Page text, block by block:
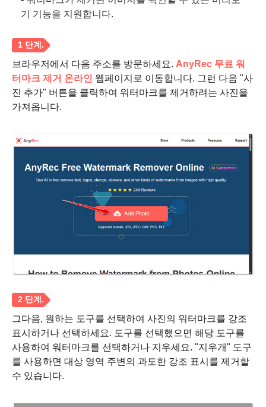
기 기능을 지원합니다.
1 단계.
브라우저에서 다음 주소를 방문하세요. AnyRec 무료 워
터마크 제거 온라인 웹페이지로 이동합니다. 그런 다음 "사
진 추가" 버튼을 클릭하여 워터마크를 제거하려는 사진을
가져옵니다.
그다음, 원하는 도구를 선택하여 사진의 워터마크를 강조
표시하거나 선택하세요. 도구를 선택했으면 해당 도구를
사용하여 워터마크를 선택하거나 지우세요. "지우개" 도구
를 사용하면 대상 영역 주변의 과도한 강조 표시를 제거할
수 있습니다.